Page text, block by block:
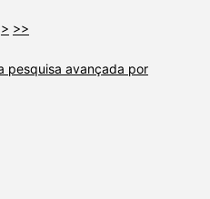
> >>
pesquisa avançada por